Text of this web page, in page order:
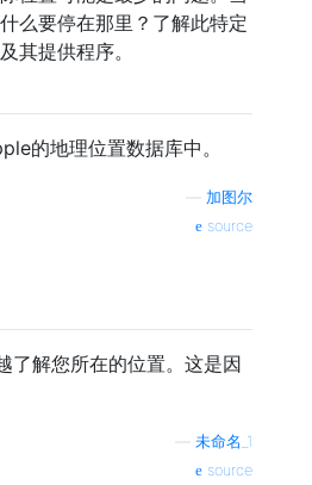
么要停在那里？了解此特定
其提供程序。
的地理位置数据库中。
加图尔
source
了解您所在的位置。这是因
未命名_1
source